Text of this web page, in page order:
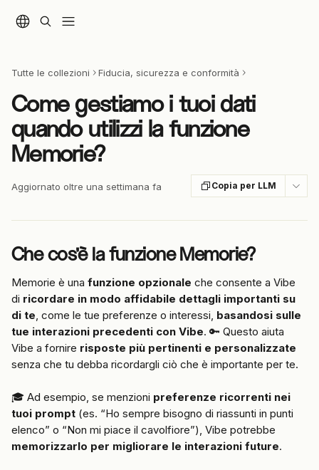
Tutte le collezioni Fiducia, sicurezza e conformità
Come gestiamo i tuoi dati
quando utilizzi la funzione
Memorie?
Aggiornato oltre una settimana fa Copia per LLM
Che cos'è la funzione Memorie?
Memorie è una funzione opzionale che consente a Vibe
di ricordare in modo affidabile dettagli importanti su
di te, come le tue preferenze o interessi, basandosi sulle
tue interazioni precedenti con Vibe. 🔑 Questo aiuta
Vibe a fornire risposte più pertinenti e personalizzate
senza che tu debba ricordargli ciò che è importante per te.
🎓 Ad esempio, se menzioni preferenze ricorrenti nei
tuoi prompt (es. “Ho sempre bisogno di riassunti in punti
elenco” o “Non mi piace il cavolfiore”), Vibe potrebbe
memorizzarlo per migliorare le interazioni future.